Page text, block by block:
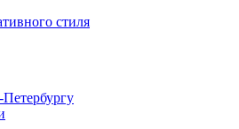
стиля